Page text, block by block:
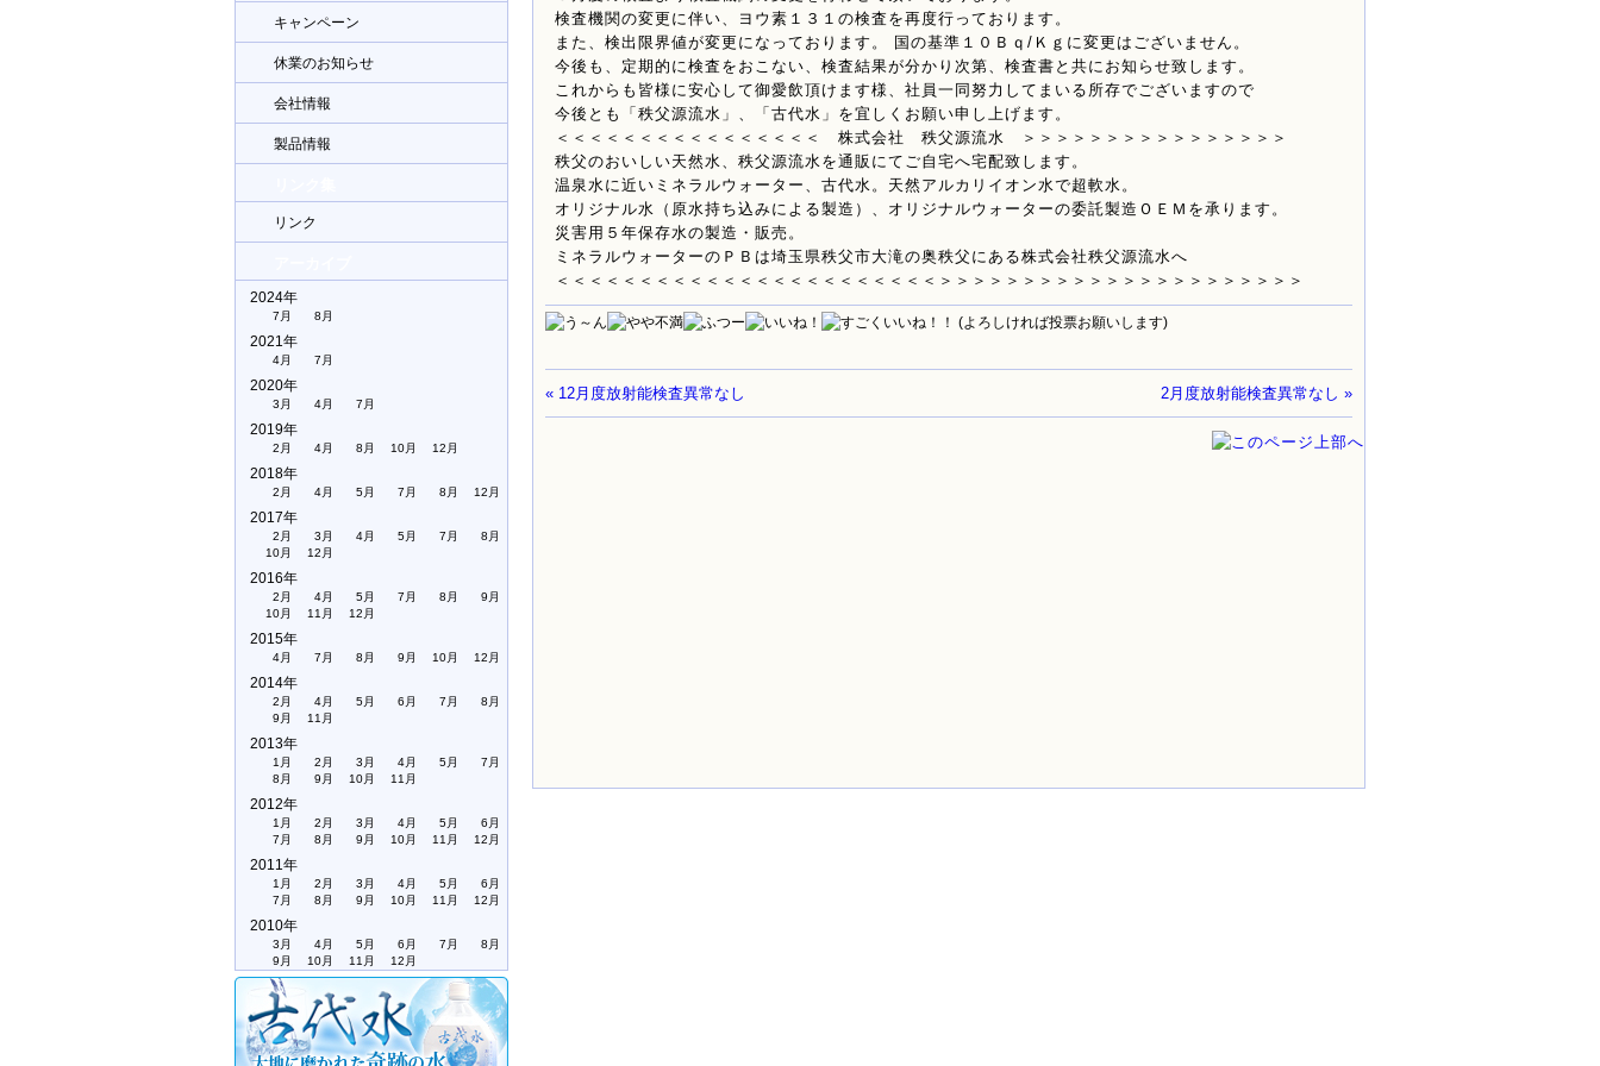
キャンペーン
休業のお知らせ
会社情報
製品情報
リンク
2024年
7月 8月
2021年
4月 7月
2020年
3月 4月 7月
2019年
2月 4月 8月 10月 12月
2018年
2月 4月 5月 7月 8月 12月
2017年
2月 3月 4月 5月 7月
8月
10月
12月
2016年
2月 4月 5月 7月 8月
9月
10月
11月 12月
2015年
4月 7月 8月 9月 10月 12月
2014年
2月 4月 5月 6月 7月
8月
9月
11月
2013年
1月 2月 3月 4月 5月
7月
8月
9月 10月 11月
2012年
1月 2月 3月 4月 5月
6月
7月
8月 9月 10月 11月 12月
2011年
1月 2月 3月 4月 5月
6月
7月
8月 9月 10月 11月 12月
2010年
3月 4月 5月 6月 7月
8月
9月
10月 11月 12月
検査機関の変更に伴い、ヨウ素１３１の検査を再度行っております。
また、検出限界値が変更になっております。 国の基準１０Ｂｑ/Ｋｇに変更はございません。
今後も、定期的に検査をおこない、検査結果が分かり次第、検査書と共にお知らせ致します。
これからも皆様に安心して御愛飲頂けます様、社員一同努力してまいる所存でございますので
今後とも「秩父源流水」、「古代水」を宜しくお願い申し上げます。
＜＜＜＜＜＜＜＜＜＜＜＜＜＜＜＜ 株式会社 秩父源流水 ＞＞＞＞＞＞＞＞＞＞＞＞＞＞＞＞
秩父のおいしい天然水、秩父源流水を通販にてご自宅へ宅配致します。
温泉水に近いミネラルウォーター、古代水。天然アルカリイオン水で超軟水。
オリジナル水（原水持ち込みによる製造）、オリジナルウォーターの委託製造ＯＥＭを承ります。
災害用５年保存水の製造・販売。
ミネラルウォーターのＰＢは埼玉県秩父市大滝の奥秩父にある株式会社秩父源流水へ
＜＜＜＜＜＜＜＜＜＜＜＜＜＜＜＜＜＜＜＜＜＜＜＞＞＞＞＞＞＞＞＞＞＞＞＞＞＞＞＞＞＞＞＞＞
(よろしければ投票お願いします)
« 12月度放射能検査異常なし 2月度放射能検査異常なし »